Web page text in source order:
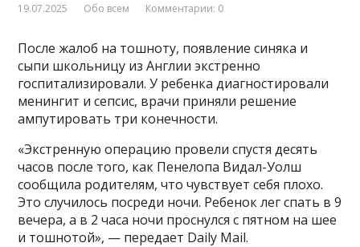
19.07.2025 Обо всем Комментарии: 0
После жалоб на тошноту, появление синяка и
сыпи школьницу из Англии экстренно
госпитализировали. У ребенка диагностировали
менингит и сепсис, врачи приняли решение
ампутировать три конечности.
«Экстренную операцию провели спустя десять
часов после того, как Пенелопа Видал-Уолш
сообщила родителям, что чувствует себя плохо.
Это случилось посреди ночи. Ребенок лег спать в 9
вечера, а в 2 часа ночи проснулся с пятном на шее
и тошнотой», — передает Daily Mail.